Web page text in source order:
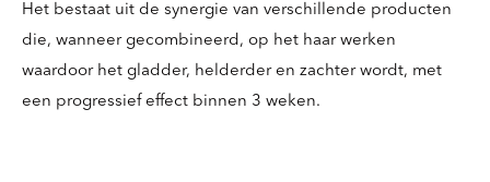
Het bestaat uit de synergie van verschillende producten
die, wanneer gecombineerd, op het haar werken
waardoor het gladder, helderder en zachter wordt, met
een progressief effect binnen 3 weken.